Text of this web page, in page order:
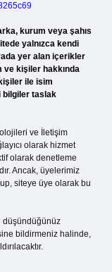
kurum veya şahıs
yalnızca kendi
yer alan içerikler
ve kişiler hakkında
ile isim
bilgiler taslak
ve İletişim
olarak hizmet
olarak denetleme
Ancak, üyelerimiz
siteye üye olarak bu
düşündüğünüz
bildirmeniz halinde,